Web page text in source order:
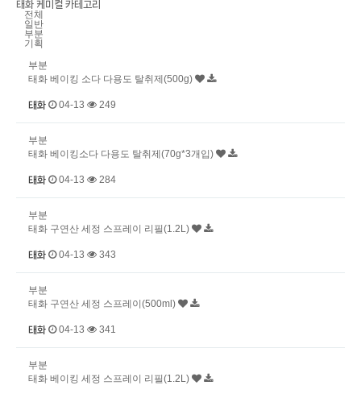
제품안내
태화 케미컬 카테고리
전체
일반
부분
기획
부분
태화 베이킹 소다 다용도 탈취제(500g)
태화 04-13 249
부분
태화 베이킹소다 다용도 탈취제(70g*3개입)
태화 04-13 284
부분
태화 구연산 세정 스프레이 리필(1.2L)
태화 04-13 343
부분
태화 구연산 세정 스프레이(500ml)
태화 04-13 341
부분
태화 베이킹 세정 스프레이 리필(1.2L)